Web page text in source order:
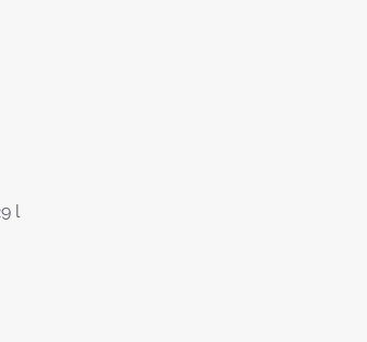
l